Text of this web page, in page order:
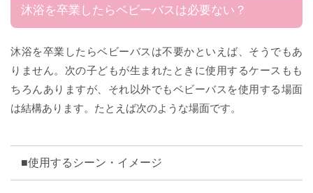
沐浴を卒業したらベビーバスは必要ない？
沐浴を卒業したらベビーバスは不要かといえば、そうでもあ
りません。次の子どもが生まれたときに使用するケースもも
ちろんありますが、それ以外でもベビーバスを使用する場面
は結構あります。たとえば次のような場面です。
■使用するシーン・イメージ